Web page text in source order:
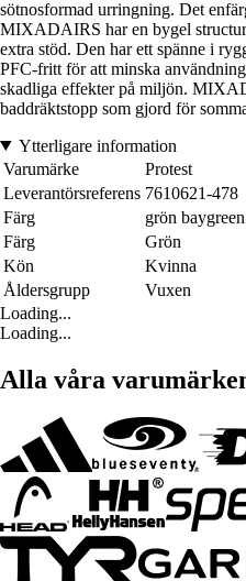
sötnosformad urringning. Det
MIXADAIRS har en bygel
extra stöd. Den har ett spänne i
PFC-fritt för att minska
skadliga effekter på miljön.
baddräktstopp som gjord för
Ytterligare information
Varumärke
Protest
Leverantörsreferens 7610621-478
Färg
grön baygreen
Färg
Grön
Kön
Kvinna
Åldersgrupp
Vuxen
Loading...
Loading...
Alla våra